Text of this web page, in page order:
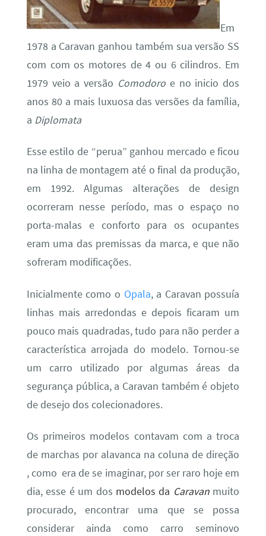
Em
1978 a Caravan ganhou também sua versão SS
com com os motores de 4 ou 6 cilindros. Em
1979 veio a versão Comodoro e no inicio dos
anos 80 a mais luxuosa das versões da família,
a Diplomata
Esse estilo de “perua” ganhou mercado e ficou
na linha de montagem até o final da produção,
em 1992. Algumas alterações de design
ocorreram nesse período, mas o espaço no
porta-malas e conforto para os ocupantes
eram uma das premissas da marca, e que não
sofreram modificações.
Inicialmente como o Opala, a Caravan possuía
linhas mais arredondas e depois ficaram um
pouco mais quadradas, tudo para não perder a
característica arrojada do modelo. Tornou-se
um carro utilizado por algumas áreas da
segurança pública, a Caravan também é objeto
de desejo dos colecionadores.
Os primeiros modelos contavam com a troca
de marchas por alavanca na coluna de direção
, como era de se imaginar, por ser raro hoje em
dia, esse é um dos modelos da Caravanmuito
procurado, encontrar uma que se possa
considerar ainda como carro seminovo